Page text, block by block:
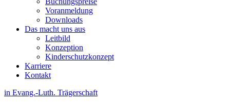
Voranmeldung
Downloads
Das macht uns aus
Leitbild
Konzeption
Kinderschutzkonzept
Karriere
Kontakt
in Evang.-Luth. Trägerschaft